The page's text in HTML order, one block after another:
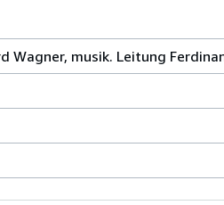
Wagner, musik. Leitung